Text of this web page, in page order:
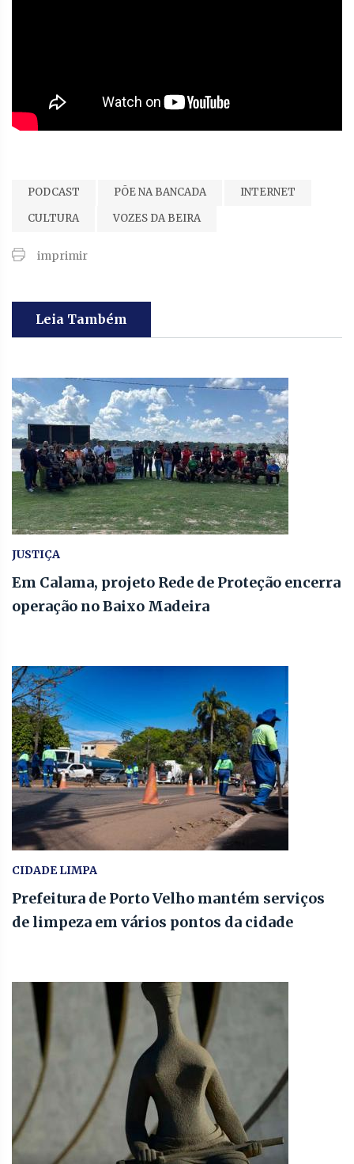
PODCAST PÕE NA BANCADA
INTERNET
CULTURA
VOZES DA BEIRA
imprimir
Leia Também
JUSTIÇA
Em Calama, projeto Rede de Proteção encerra
operação no Baixo Madeira
CIDADE LIMPA
Prefeitura de Porto Velho mantém serviços
de limpeza em vários pontos da cidade